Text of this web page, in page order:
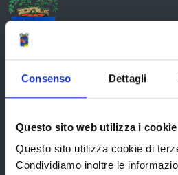
Consenso Dettagli
Questo sito web utilizza i cookie
Questo sito utilizza cookie di
Condividiamo inoltre le
Provincia di
La Provincia
Organi di governo